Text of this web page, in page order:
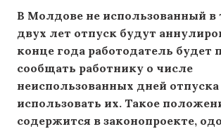
В Молдове не использованный в
двух лет отпуск будут
конце года работодатель будет
сообщать работнику о числе
неиспользованных дней отпуска
использовать их. Такое
содержится в законопроекте,